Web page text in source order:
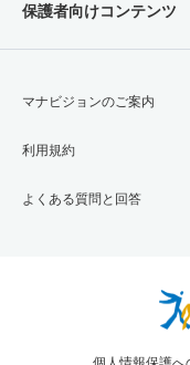
保護者向けコンテンツ
マナビジョンのご案内
利用規約
よくある質問と回答